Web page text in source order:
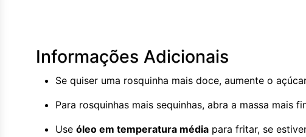
Informações Adicionais
Se quiser uma rosquinha mais doce, aumente o
Para rosquinhas mais sequinhas, abra a massa mais
Use óleo em temperatura média para fritar, se